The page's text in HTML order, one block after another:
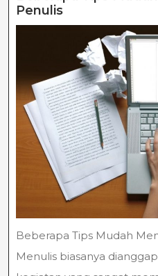
PenulisBeberapa
Tips
Mudah
Menjadi
Seorang
Penulis
Beberapa Tips Mudah
Menulis biasanya